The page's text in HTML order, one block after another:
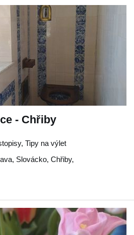
- Chřiby
Tipy na výlet
, Slovácko, Chřiby,